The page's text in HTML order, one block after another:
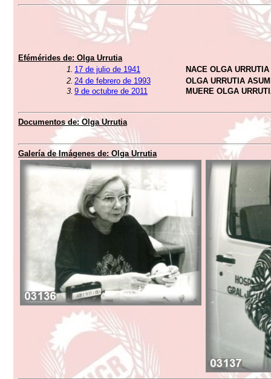
Efémérides de: Olga Urrutia
1. 17 de julio de 1941
NACE OLGA URRUTIA
2. 24 de febrero de 1993
OLGA URRUTIA
3. 9 de octubre de 2011 MUERE OLGA
Documentos de: Olga Urrutia
Galería de Imágenes de: Olga Urrutia